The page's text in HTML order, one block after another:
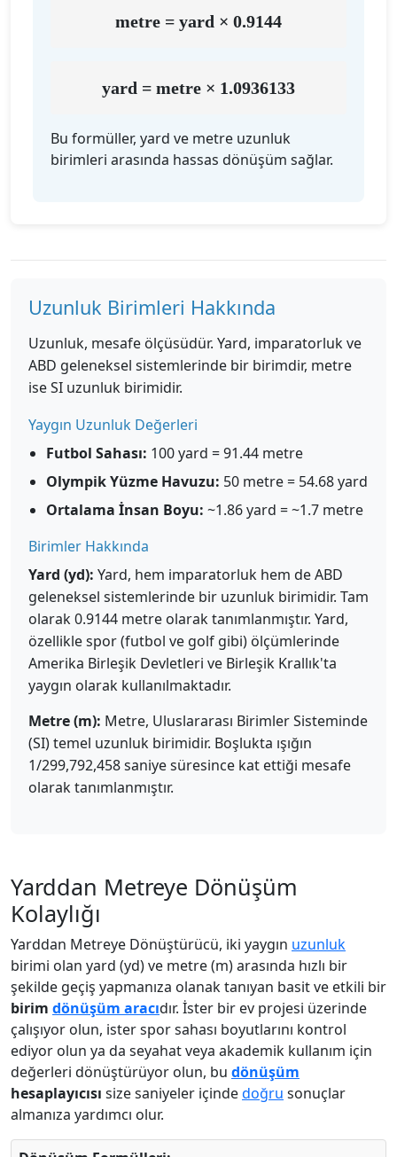
metre = yard × 0.9144
yard = metre × 1.0936133
Bu formüller, yard ve metre uzunluk
birimleri arasında hassas dönüşüm sağlar.
Uzunluk Birimleri Hakkında
Uzunluk, mesafe ölçüsüdür. Yard, imparatorluk ve
ABD geleneksel sistemlerinde bir birimdir, metre
ise SI uzunluk birimidir.
Yaygın Uzunluk Değerleri
Futbol Sahası: 100 yard = 91.44 metre
Olympik Yüzme Havuzu: 50 metre = 54.68 yard
Ortalama İnsan Boyu: ~1.86 yard = ~1.7 metre
Birimler Hakkında
Yard (yd): Yard, hem imparatorluk hem de ABD
geleneksel sistemlerinde bir uzunluk birimidir. Tam
olarak 0.9144 metre olarak tanımlanmıştır. Yard,
özellikle spor (futbol ve golf gibi) ölçümlerinde
Amerika Birleşik Devletleri ve Birleşik Krallık'ta
yaygın olarak kullanılmaktadır.
Metre (m): Metre, Uluslararası Birimler Sisteminde
(SI) temel uzunluk birimidir. Boşlukta ışığın
1/299,792,458 saniye süresince kat ettiği mesafe
olarak tanımlanmıştır.
Yarddan Metreye Dönüşüm
Kolaylığı
Yarddan Metreye Dönüştürücü, iki yaygın uzunluk
birimi olan yard (yd) ve metre (m) arasında hızlı bir
şekilde geçiş yapmanıza olanak tanıyan basit ve etkili bir
birim dönüşüm aracıdır. İster bir ev projesi üzerinde
çalışıyor olun, ister spor sahası boyutlarını kontrol
ediyor olun ya da seyahat veya akademik kullanım için
değerleri dönüştürüyor olun, bu dönüşüm
hesaplayıcısı size saniyeler içindedoğru sonuçlar
almanıza yardımcı olur.